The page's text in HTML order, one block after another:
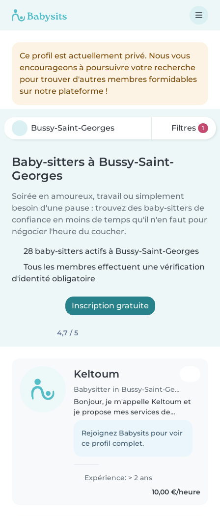
Ce profil est actuellement privé. Nous vous
encourageons à poursuivre votre recherche
pour trouver d'autres membres formidables
sur notre plateforme !
Filtres 1
Baby-sitters à Bussy-Saint-
Georges
Soirée en amoureux, travail ou simplement
besoin d'une pause : trouvez des baby-sitters de
confiance en moins de temps qu'il n'en faut pour
négocier l'heure du coucher.
28 baby-sitters actifs à Bussy-Saint-Georges
Tous les membres effectuent une vérification
d'identité obligatoire
Inscription gratuite
4,7 / 5
Keltoum
Babysitter in Bussy-Saint-Georges
Bonjour, je m'appelle Keltoum et
je propose mes services de
patiente et responsable, j'ai 2 ans
d'expérience auprès d'enfants
Rejoignez Babysits pour voir
ce profil complet.
Expérience: > 2 ans
10,00 €/heure